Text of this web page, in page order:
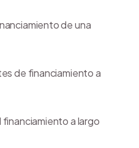
de una
de financiamiento a
a largo